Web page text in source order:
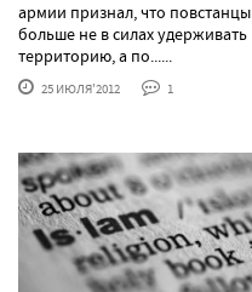
армии признал, что повстанцы
больше не в силах удерживать
территорию, а по......
25 ИЮЛЯ'2012 1